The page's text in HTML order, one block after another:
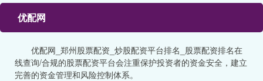
优配网
优配网_郑州股票配资_炒股配资平台排名_股票配资排名在
线查询/合规的股票配资平台会注重保护投资者的资金安全，建立
完善的资金管理和风险控制体系。